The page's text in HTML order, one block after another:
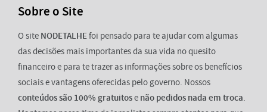
Sobre o Site
O site NODETALHEfoi pensado para te ajudar com algumas
das decisões mais importantes da sua vida no quesito
financeiro e para te trazer as informações sobre os benefícios
sociais e vantagens oferecidas pelo governo. Nossos
conteúdos são 100% gratuitose não pedidos nada em troca.